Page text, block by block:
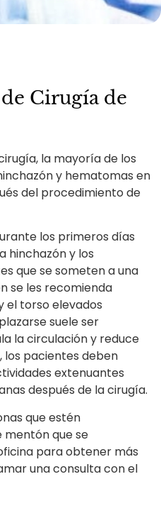
Cirugía de
la mayoría de los
y hematomas en
del procedimiento de
los primeros días
hinchazón y los
que se someten a una
se les recomienda
el torso elevados
suele ser
la circulación y reduce
los pacientes deben
extenuantes
después de la cirugía.
que estén
mentón que se
para obtener más
una consulta con el